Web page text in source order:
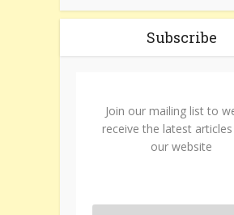
Subscribe
Join our mailing list to
receive the latest
our website